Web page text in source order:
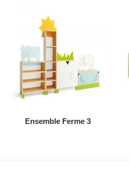
AJOUTER AU DEVIS
Ensemble Ferme 3